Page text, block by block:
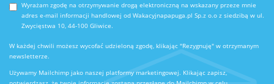
Wyrażam zgodę na otrzymywanie drogą elektroniczną na wskazany przeze mnie
adres e-mail informacji handlowej od Wakacyjnapapuga.pl Sp.z o.o z siedzibą w ul.
Zwycięstwa 10, 44-100 Gliwice.
W każdej chwili możesz wycofać udzieloną zgodę, klikając "Rezygnuję" w otrzymanym
newsletterze.
Używamy Mailchimp jako naszej platformy marketingowej. Klikając zapisz,